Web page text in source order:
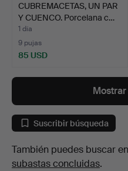
CUBREMACETAS, UN PAR
Y CUENCO. Porcelana c…
1 día
9 pujas
85 USD
Suscribir búsqueda
También puedes buscar en
subastas concluidas.